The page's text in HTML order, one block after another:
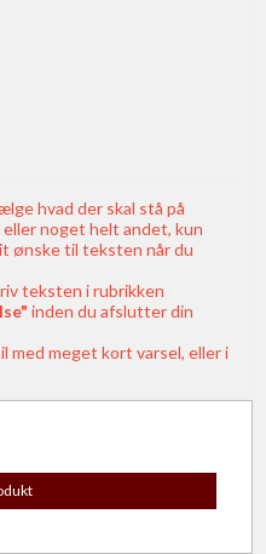
hvad der skal stå på
noget helt andet, kun
til teksten når du
teksten i rubrikken
inden du afslutter din
med meget kort varsel, eller i